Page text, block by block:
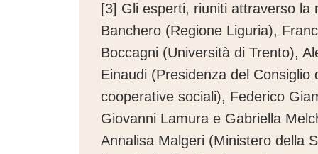
[3] Gli esperti, riuniti attraverso la
Banchero (Regione Liguria),
Boccagni (Università di Trento),
Einaudi (Presidenza del
cooperative sociali), Federico
Giovanni Lamura e Gabriella
Annalisa Malgeri (Ministero della